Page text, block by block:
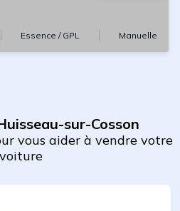
Essence / GPL Manuelle
sur-Cosson
vous aider à vendre votre
voiture